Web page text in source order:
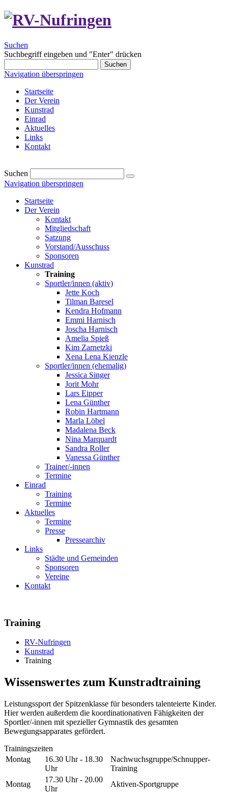
Suchen
Suchbegriff eingeben und "Enter" drücken
Suchen
Navigation überspringen
Startseite
Der Verein
Kunstrad
Einrad
Aktuelles
Links
Kontakt
Suchen
Navigation überspringen
Startseite
Der Verein
Kontakt
Mitgliedschaft
Satzung
Vorstand/Ausschuss
Sponsoren
Kunstrad
Training
Sportler/innen (aktiv)
Jette Koch
Tilman Baresel
Kendra Hofmann
Emmi Harnisch
Joscha Harnisch
Amelia Spieß
Kim Zarnetzki
Xena Lena Kienzle
Sportler/innen (ehemalig)
Jessica Singer
Jorit Mohr
Lars Eipper
Lena Günther
Robin Hartmann
Marla Löbel
Madalena Beck
Nina Marquardt
Sandra Roller
Vanessa Günther
Trainer/-innen
Termine
Einrad
Training
Termine
Aktuelles
Termine
Presse
Pressearchiv
Links
Städte und Gemeinden
Sponsoren
Vereine
Kontakt
Training
RV-Nufringen
Kunstrad
Training
Wissenswertes zum Kunstradtraining
Leistungssport der Spitzenklasse für besonders talenteierte Kinder.
Hier werden außerdem die koordinationativen Fähigkeiten der
Sportler/-innen mit spezieller Gymnastik des gesamten
Bewegungsapparates gefördert.
Trainingszeiten
Montag
16.30 Uhr - 18.30
Uhr
Nachwuchsgruppe/Schnupper-
Training
Montag
17.30 Uhr - 20.00
Uhr
Aktiven-Sportgruppe